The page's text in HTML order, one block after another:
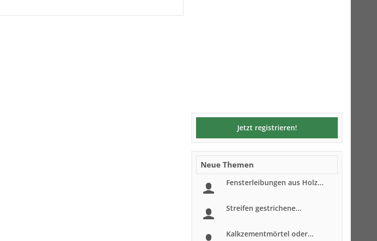
Jetzt registrieren!
Neue Themen
Fensterleibungen aus Holz...
Streifen gestrichene...
Kalkzementmörtel oder...